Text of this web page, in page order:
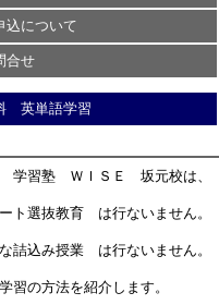
込について
合せ
英単語学習
学習塾 ＷＩＳＥ 坂元校は、
ート選抜教育 は行ないません。
な詰込み授業 は行ないません。
習の方法を紹介します。